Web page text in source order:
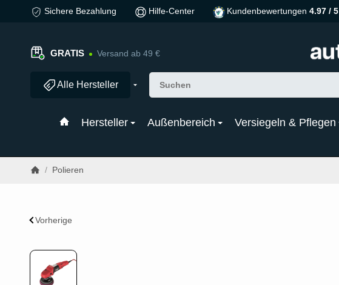
Sichere Bezahlung Hilfe-Center Kundenbewertungen 4.97 / 5
GRATIS Versand ab 49 €
Alle Hersteller
Hersteller Außenbereich Versiegeln & Pflegen
/ Polieren
Vorherige